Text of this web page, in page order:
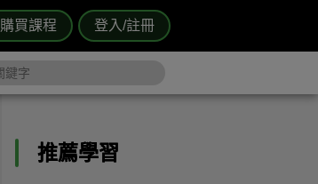
購買課程 登入/註冊
推薦學習